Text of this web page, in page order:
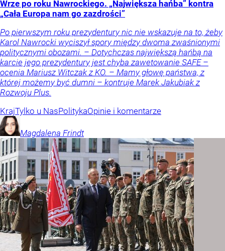
Wrze po roku Nawrockiego. „Największa hańba” kontra
„Cała Europa nam go zazdrości”
Po pierwszym roku prezydentury nic nie wskazuje na to, żeby
Karol Nawrocki wyciszył spory między dwoma zwaśnionymi
politycznymi obozami. – Dotychczas największą hańbą na
karcie jego prezydentury jest chyba zawetowanie SAFE –
ocenia Mariusz Witczak z KO. – Mamy głowę państwa, z
której możemy być dumni – kontruje Marek Jakubiak z
Rozwoju Plus.
KrajTylko u NasPolitykaOpinie i komentarze
Magdalena Frindt